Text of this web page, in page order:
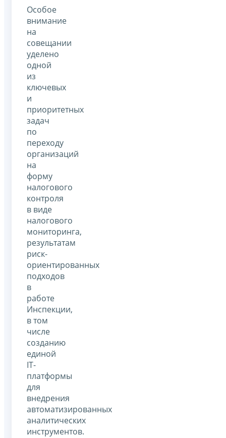
Особое
внимание
на
совещании
уделено
одной
из
ключевых
и
приоритетных
задач
по
переходу
организаций
на
форму
налогового
контроля
в виде
налогового
мониторинга,
результатам
риск-
ориентированных
подходов
в
работе
Инспекции,
в том
числе
созданию
единой
IT-
платформы
для
внедрения
автоматизированных
аналитических
инструментов.